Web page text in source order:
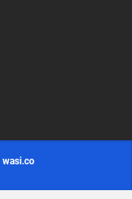
wasi.co